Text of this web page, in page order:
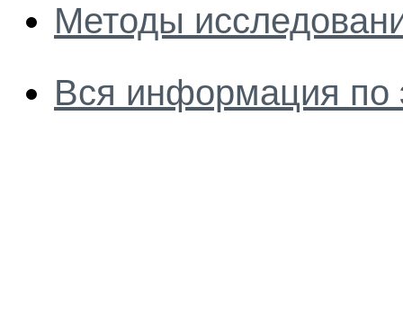
Методы
Вся информация по